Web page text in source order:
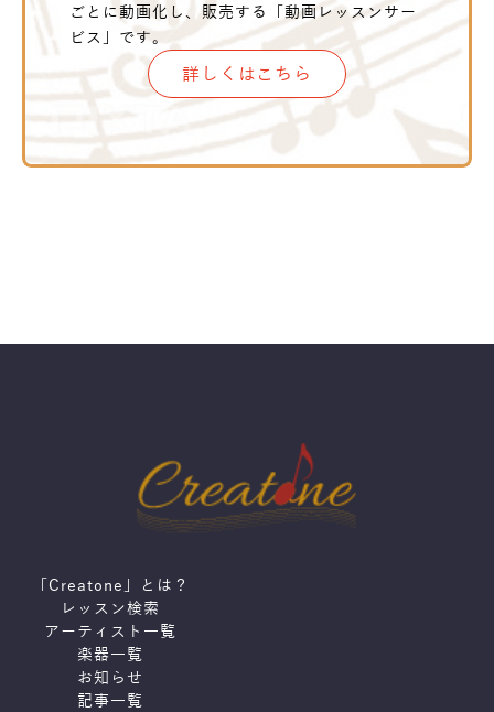
ごとに動画化し、販売する「動画レッスンサー
ビス」です。
詳しくはこちら
「Creatone」とは？
レッスン検索
アーティスト一覧
楽器一覧
お知らせ
記事一覧